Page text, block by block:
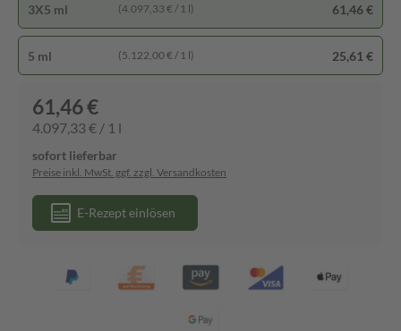
3X5 ml (4.097,33 € / 1 l) 61,46 €
5 ml (5.122,00 € / 1 l) 25,61 €
61,46 €
4.097,33 € / 1 l
sofort lieferbar
Preise inkl. MwSt. ggf. zzgl. Versandkosten
E-Rezept einlösen